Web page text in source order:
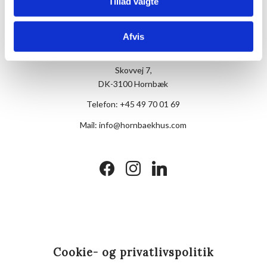
Afvis
Hotel Hornbækhus
Skovvej 7,
DK-3100 Hornbæk
Telefon: +45 49 70 01 69
Mail:info@hornbaekhus.com
facebookinstagramlinkedin
Cookie- og privatlivspolitik